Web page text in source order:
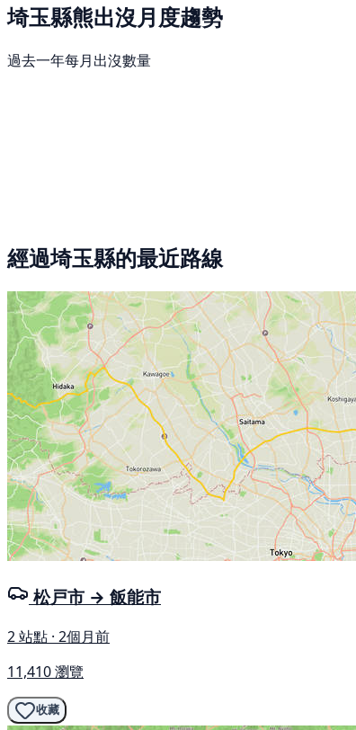
埼玉縣熊出沒月度趨勢
過去一年每月出沒數量
經過埼玉縣的最近路線
松戸市 → 飯能市
2 站點 · 2個月前
11,410 瀏覽
收藏